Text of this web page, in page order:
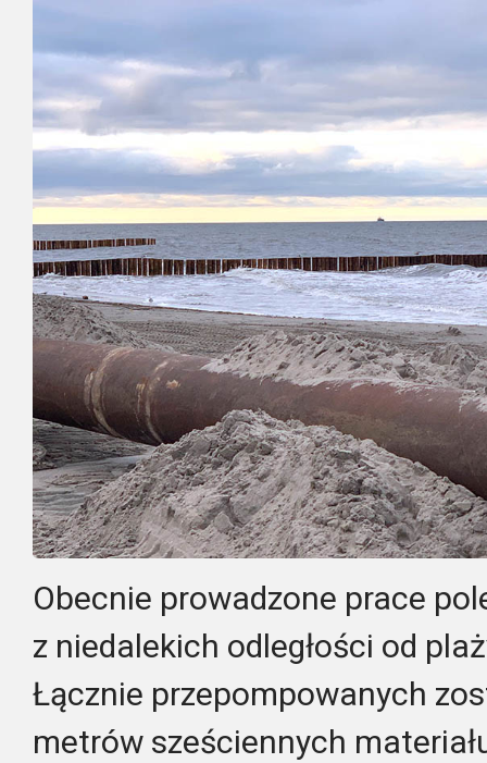
Obecnie prowadzone prace
z niedalekich odległości od
Łącznie przepompowanych
metrów sześciennych